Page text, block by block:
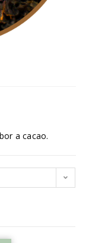
a cacao.